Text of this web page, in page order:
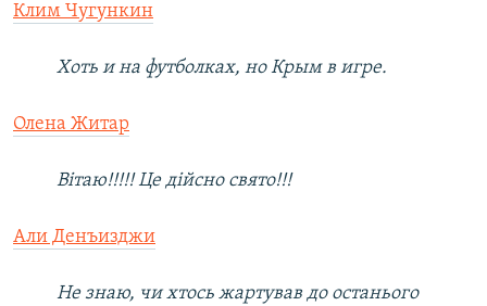
Клим Чугункин
Хоть и на футболках, но Крым в игре.
Олена Житар
Вітаю!!!!! Це дійсно свято!!!
Али Денъизджи
Не знаю, чи хтось жартував до останього